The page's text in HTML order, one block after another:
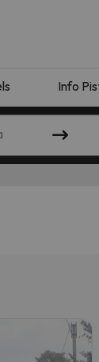
Info
Intenteu